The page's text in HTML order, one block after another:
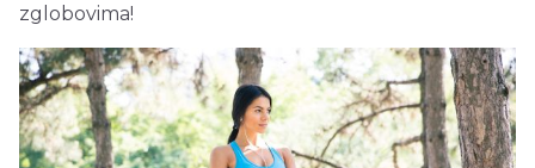
zglobovima!